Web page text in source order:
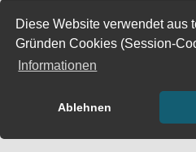
Diese Website verwendet aus
Gründen Cookies (Session-
Informationen
Ablehnen